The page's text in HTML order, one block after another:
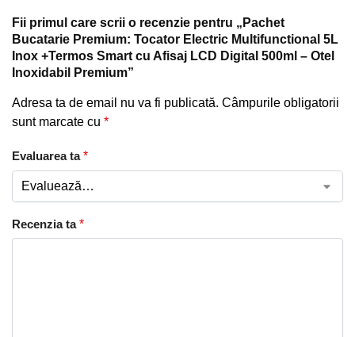
Fii primul care scrii o recenzie pentru „Pachet
Bucatarie Premium: Tocator Electric Multifunctional 5L
Inox +Termos Smart cu Afisaj LCD Digital 500ml – Otel
Inoxidabil Premium”
Adresa ta de email nu va fi publicată. Câmpurile obligatorii
sunt marcate cu *
Evaluarea ta*
Recenzia ta*